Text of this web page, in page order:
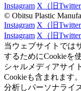
Instagram X（旧Twitter
© Obitsu Plastic
Instagram X（旧Twitter
Instagram X（旧Twitter
当ウェブサイトでは
するためにCookieを
シャルメディアサイ
Cookieも含まれます
分析しパーソナライ